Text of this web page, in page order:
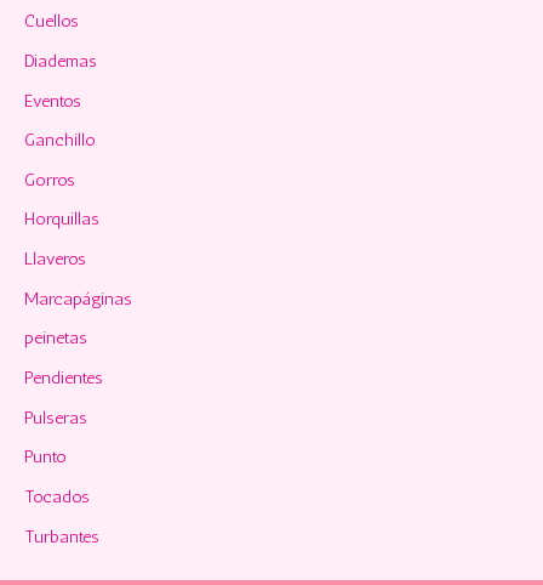
Cuellos
Diademas
Eventos
Ganchillo
Gorros
Horquillas
Llaveros
Marcapáginas
peinetas
Pendientes
Pulseras
Punto
Tocados
Turbantes